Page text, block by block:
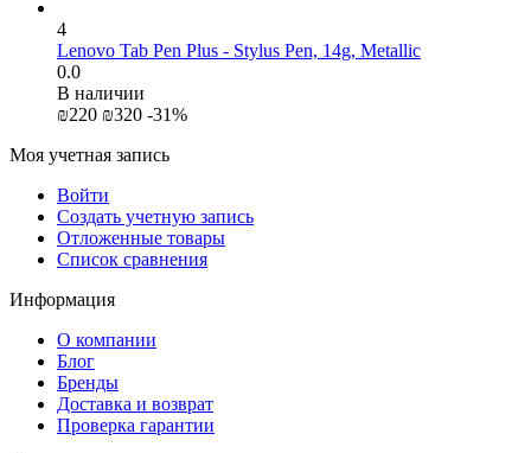
4
Lenovo Tab Pen Plus - Stylus Pen, 14g, Metallic
0.0
В наличии
₪‍220‍ ₪‍320‍ -31%
Моя учетная запись
Войти
Создать учетную запись
Отложенные товары
Список сравнения
Информация
О компании
Блог
Бренды
Доставка и возврат
Проверка гарантии